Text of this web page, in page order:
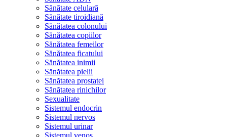
Sănătate celulară
Sănătate tiroidiană
Sănătatea colonului
Sănătatea copiilor
Sănătatea femeilor
Sănătatea ficatului
Sănătatea inimii
Sănătatea pielii
Sănătatea prostatei
Sănătatea rinichilor
Sexualitate
Sistemul endocrin
Sistemul nervos
Sistemul urinar